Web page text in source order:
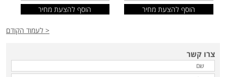
הוסף להצעת מחיר
הוסף להצעת מחיר
< לעמוד הקודם
צרו קשר